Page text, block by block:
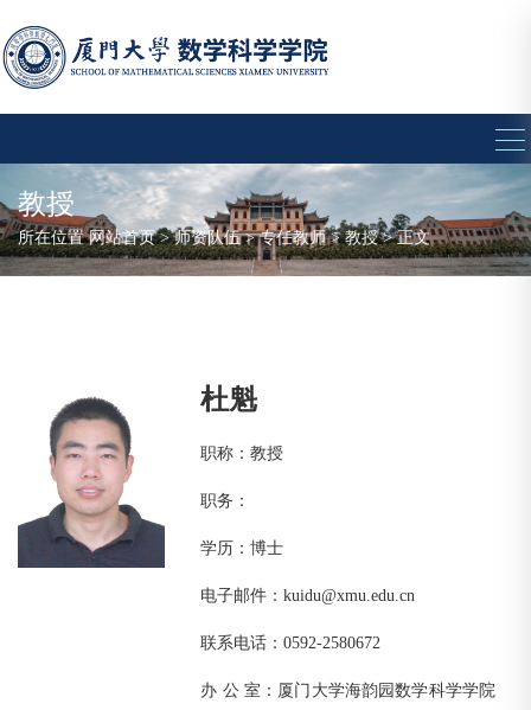
教授
所在位置网站首页>师资队伍>专任教师>教授> 正文
杜魁
职称：教授
职务：
学历：博士
电子邮件：kuidu@xmu.edu.cn
联系电话：0592-2580672
办 公 室：厦门大学海韵园数学科学学院